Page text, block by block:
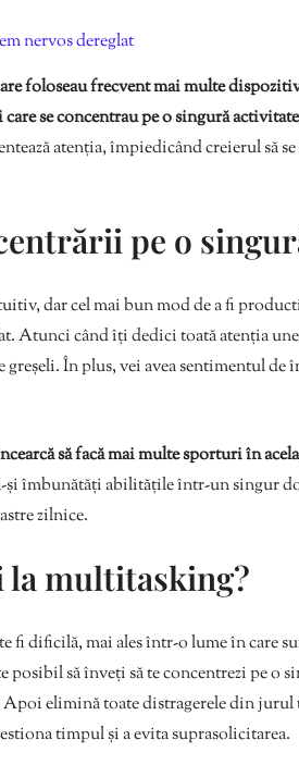
nervos dereglat
foloseau frecvent mai multe
se concentrau pe o singură
atenția, împiedicând creierul să
pe o
dar cel mai bun mod de a fi
Atunci când îți dedici toată atenția
În plus, vei avea sentimentul de
să facă mai multe sporturi în
și îmbunătăți abilitățile într-un singur
zilnice.
la multitasking?
fi dificilă, mai ales într-o lume în care
posibil să înveți să te concentrezi pe o
elimină toate distragerele din jurul
timpul și a evita suprasolicitarea.